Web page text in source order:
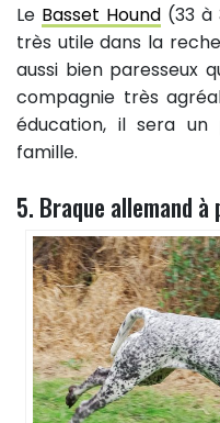
Le Basset Hound (33
très utile dans la
aussi bien paresseux
compagnie très
éducation, il sera
famille.
5. Braque allemand